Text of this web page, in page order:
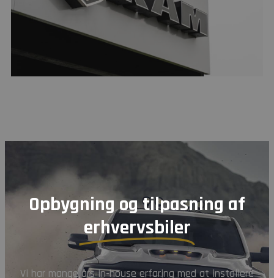
Opbygning og tilpasning af
erhvervsbiler
Vi har mange års in-house erfaring med at installere